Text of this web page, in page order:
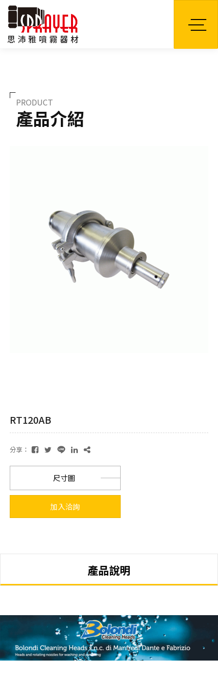
PRODUCT
產品介紹
RT120AB
分享：
尺寸圖
加入洽詢
產品說明